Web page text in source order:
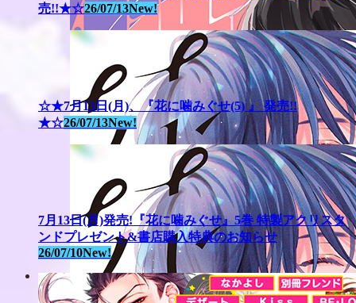
売!!★☆26/07/13New!
☆★7月13日(月)、『花に噛みぐせ(5) 』 発売!!
★☆26/07/13New!
7月13日(月)発売!『花に噛みぐせ』5巻 特製アクリスタ
ンドプレゼント&書店購入特典のお知らせ
26/07/10New!